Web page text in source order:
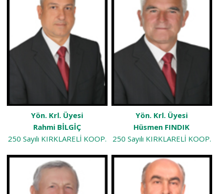
Yön. Krl. Üyesi
Rahmi BİLGİÇ
250 Sayılı KIRKLARELİ KOOP.
Yön. Krl. Üyesi
Hüsmen FINDIK
250 Sayılı KIRKLARELİ KOOP.